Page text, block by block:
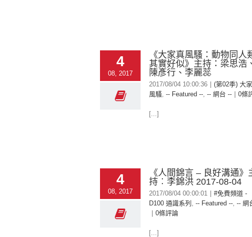
4
08, 2017
《大家真風騷：動物同人
其實好似》主持：梁思浩
陳彥行、李麗蕊
2017/08/04 10:00:36
(第02季) 大
風騷, -- Featured --, -- 網台 -- 0條
[...]
4
08, 2017
《人間錦言 – 良好溝通》
持︰李錦洪 2017-08-04
2017/08/04 00:00:01
#免費頻道 -
D100 通識系列 , -- Featured --, -- 網
0條評論
[...]